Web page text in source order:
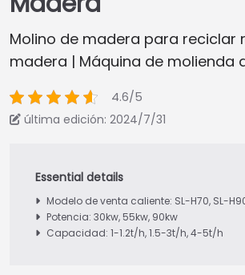
Molino de madera para reciclar
madera | Máquina de molienda
4.6/5
última edición: 2024/7/31
Modelo de venta caliente: SL-H70, SL-
Potencia: 30kw, 55kw, 90kw
Capacidad: 1-1.2t/h, 1.5-3t/h, 4-5t/h